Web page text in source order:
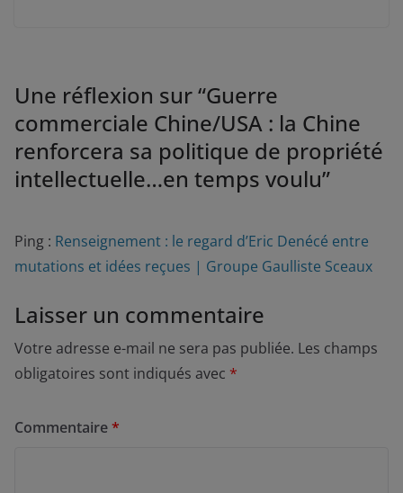
Une réflexion sur “Guerre
commerciale Chine/USA : la Chine
renforcera sa politique de propriété
intellectuelle…en temps voulu”
Ping : Renseignement : le regard d’Eric Denécé entre
mutations et idées reçues | Groupe Gaulliste Sceaux
Laisser un commentaire
Votre adresse e-mail ne sera pas publiée. Les champs
obligatoires sont indiqués avec *
Commentaire*